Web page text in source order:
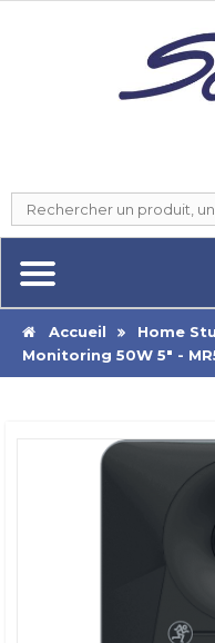
Accueil Home
Monitoring 50W 5" -